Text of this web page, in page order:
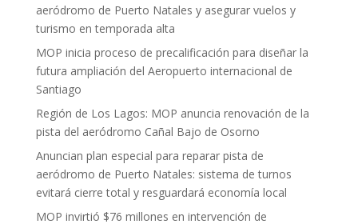
aeródromo de Puerto Natales y asegurar vuelos y
turismo en temporada alta
MOP inicia proceso de precalificación para diseñar la
futura ampliación del Aeropuerto internacional de
Santiago
Región de Los Lagos: MOP anuncia renovación de la
pista del aeródromo Cañal Bajo de Osorno
Anuncian plan especial para reparar pista de
aeródromo de Puerto Natales: sistema de turnos
evitará cierre total y resguardará economía local
MOP invirtió $76 millones en intervención de